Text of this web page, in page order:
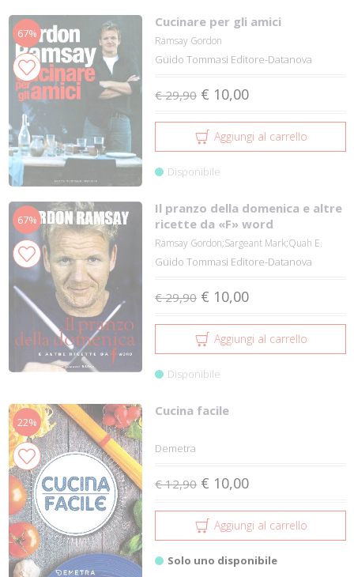
67%
Cucinare per gli amici
Ramsay Gordon
Guido Tommasi Editore-Datanova
€ 29,90 € 10,00
Aggiungi al carrello
Disponibile
67%
Il pranzo della domenica e altre
ricette da «F» word
Ramsay Gordon;Sargeant Mark;Quah E.
Guido Tommasi Editore-Datanova
€ 29,90 € 10,00
Aggiungi al carrello
Disponibile
22%
Cucina facile
Demetra
€ 12,90 € 10,00
Aggiungi al carrello
Solo uno disponibile